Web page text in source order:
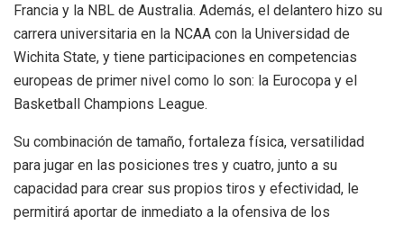
Francia y la NBL de Australia. Además, el delantero hizo su
carrera universitaria en la NCAA con la Universidad de
Wichita State, y tiene participaciones en competencias
europeas de primer nivel como lo son: la Eurocopa y el
Basketball Champions League.
Su combinación de tamaño, fortaleza física, versatilidad
para jugar en las posiciones tres y cuatro, junto a su
capacidad para crear sus propios tiros y efectividad, le
permitirá aportar de inmediato a la ofensiva de los